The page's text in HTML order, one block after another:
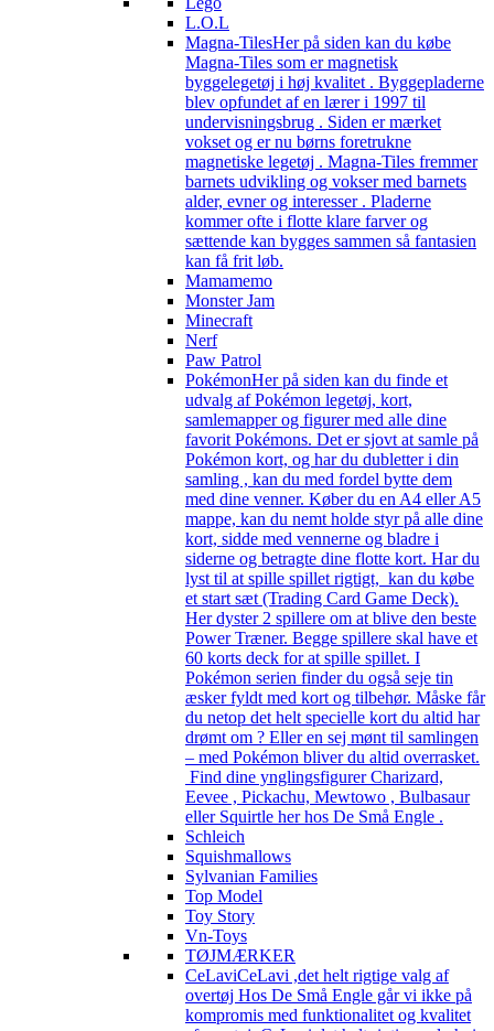
L.O.L
Magna-TilesHer på siden kan du købe
Magna-Tiles som er magnetisk
byggelegetøj i høj kvalitet . Byggepladerne
blev opfundet af en lærer i 1997 til
undervisningsbrug . Siden er mærket
vokset og er nu børns foretrukne
magnetiske legetøj . Magna-Tiles fremmer
barnets udvikling og vokser med barnets
alder, evner og interesser . Pladerne
kommer ofte i flotte klare farver og
sættende kan bygges sammen så fantasien
kan få frit løb.
Mamamemo
Monster Jam
Minecraft
Nerf
Paw Patrol
PokémonHer på siden kan du finde et
udvalg af Pokémon legetøj, kort,
samlemapper og figurer med alle dine
favorit Pokémons. Det er sjovt at samle på
Pokémon kort, og har du dubletter i din
samling , kan du med fordel bytte dem
med dine venner. Køber du en A4 eller A5
mappe, kan du nemt holde styr på alle dine
kort, sidde med vennerne og bladre i
siderne og betragte dine flotte kort. Har du
lyst til at spille spillet rigtigt, kan du købe
et start sæt (Trading Card Game Deck).
Her dyster 2 spillere om at blive den beste
Power Træner. Begge spillere skal have et
60 korts deck for at spille spillet. I
Pokémon serien finder du også seje tin
æsker fyldt med kort og tilbehør. Måske får
du netop det helt specielle kort du altid har
drømt om ? Eller en sej mønt til samlingen
– med Pokémon bliver du altid overrasket.
Find dine ynglingsfigurer Charizard,
Eevee , Pickachu, Mewtowo , Bulbasaur
eller Squirtle her hos De Små Engle .
Schleich
Squishmallows
Sylvanian Families
Top Model
Toy Story
Vn-Toys
TØJMÆRKER
CeLaviCeLavi ,det helt rigtige valg af
overtøj Hos De Små Engle går vi ikke på
kompromis med funktionalitet og kvalitet